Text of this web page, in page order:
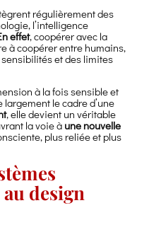
régulièrement des
l’intelligence
effet, coopérer avec la
à coopérer entre humains,
et des limites
à la fois sensible et
le cadre d’une
, elle devient un véritable
la voie à une nouvelle
plus reliée et plus
design